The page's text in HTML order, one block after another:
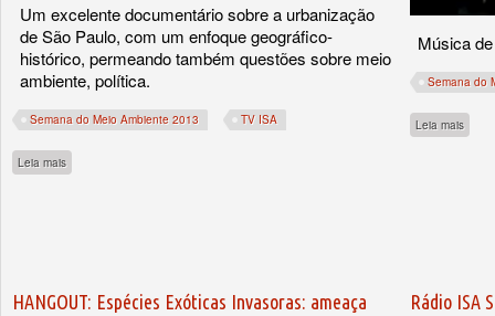
Um excelente documentário sobre a urbanização
de São Paulo, com um enfoque geográfico-
histórico, permeando também questões sobre meio
ambiente, política.
Semana do Meio Ambiente 2013 TV ISA
Leia mais
Música
Semana do
Leia mais
HANGOUT: Espécies Exóticas Invasoras: ameaça
Rádio ISA